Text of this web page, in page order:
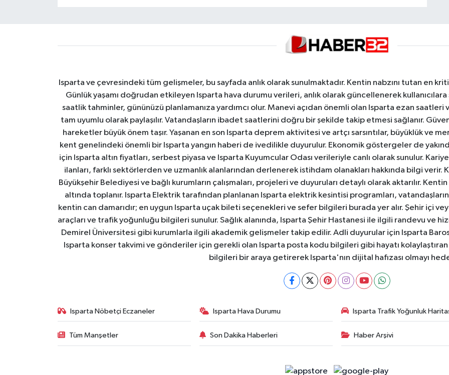
Isparta ve çevresindeki tüm gelişmeler, bu sayfada anlık olarak sunulmaktadır. Kentin nabzını tutan en
Günlük yaşamı doğrudan etkileyen Isparta hava durumu verileri, anlık olarak güncellenerek
saatlik tahminler, gününüzü planlamanıza yardımcı olur. Manevi açıdan önemli olan Isparta ezan
tam uyumlu olarak paylaşılır. Vatandaşların ibadet saatlerini doğru bir şekilde takip etmesi sağlanır.
hareketler büyük önem taşır. Yaşanan en son Isparta deprem aktivitesi ve artçı sarsıntılar, büyüklük ve
kent genelindeki önemli bir Isparta yangın haberi de ivedilikle duyurulur. Ekonomik göstergeler de
için Isparta altın fiyatları, serbest piyasa ve Isparta Kuyumcular Odası verileriyle canlı olarak sunulur.
ilanları, farklı sektörlerden ve uzmanlık alanlarından derlenerek istihdam olanakları hakkında bilgi verir.
Büyükşehir Belediyesi ve bağlı kurumların çalışmaları, projeleri ve duyuruları detaylı olarak aktarılır.
altında toplanır. Isparta Elektrik tarafından planlanan Isparta elektrik kesintisi programları,
kentin can damarıdır; en uygun Isparta uçak bileti seçenekleri ve sefer bilgileri burada yer alır. Şehir içi
araçları ve trafik yoğunluğu bilgileri sunulur. Sağlık alanında, Isparta Şehir Hastanesi ile ilgili randevu ve
Demirel Üniversitesi gibi kurumlarla ilgili akademik gelişmeler takip edilir. Adli duyurular için Isparta
Isparta konser takvimi ve gönderiler için gerekli olan Isparta posta kodu bilgileri gibi hayatı
bilgileri bir araya getirerek Isparta'nın dijital hafızası olmayı
Isparta Nöbetçi Eczaneler Isparta Hava Durumu Isparta Trafik Yoğunluk
Tüm Manşetler Son Dakika Haberleri Haber Arşivi